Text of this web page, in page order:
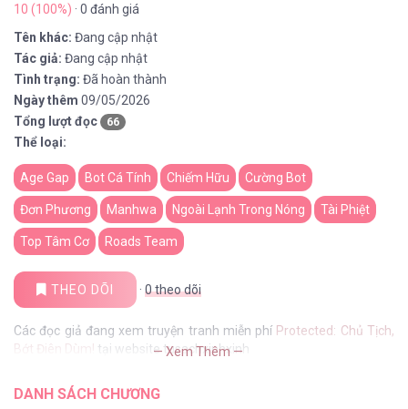
10 (100%) · 0 đánh giá
Tên khác: Đang cập nhật
Tác giả: Đang cập nhật
Tình trạng: Đã hoàn thành
Ngày thêm 09/05/2026
Tổng lượt đọc
66
Thể loại:
Age Gap Bot Cá Tính Chiếm Hữu Cường Bot
Đơn Phương Manhwa Ngoài Lạnh Trong Nóng Tài Phiệt
Top Tâm Cơ Roads Team
THEO DÕI · 0theo dõi
Các đọc giả đang xem truyện tranh miễn phí Protected: Chủ Tịch,
Bớt Điên Dùm! tại website tusachxinhxinh
— Xem Thêm —
DANH SÁCH CHƯƠNG